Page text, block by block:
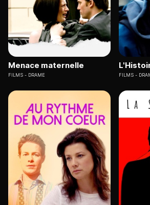
Menace maternelle
FILMS DRAME FILMS